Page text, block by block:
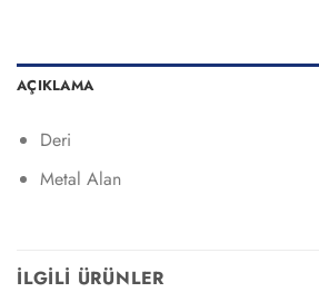
AÇIKLAMA
Deri
Metal Alan
İLGILI ÜRÜNLER